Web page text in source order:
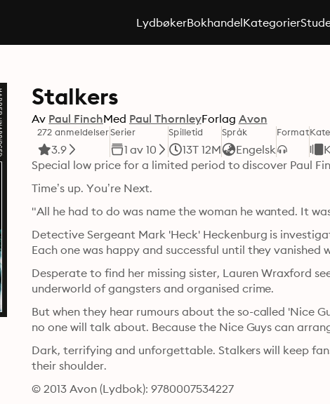
LydbøkerBokhandelKategorier
Stalkers
Av Paul FinchMed Paul ThornleyForlag Avon
272 anmeldelser
3.9
Serier
1 av 10
Spilletid
13T 12M
Språk
Engelsk
Format
Special low price for a limited period to discover Paul
Time’s up. You’re Next.
"All he had to do was name the woman he wanted. It
Detective Sergeant Mark 'Heck' Heckenburg is
Each one was happy and successful until they vanished
Desperate to find her missing sister, Lauren Wraxford
underworld of gangsters and organised crime.
But when they hear rumours about the so-called 'Nice
no one will talk about. Because the Nice Guys can
Dark, terrifying and unforgettable. Stalkers will keep
their shoulder.
© 2013 Avon (Lydbok): 9780007534227